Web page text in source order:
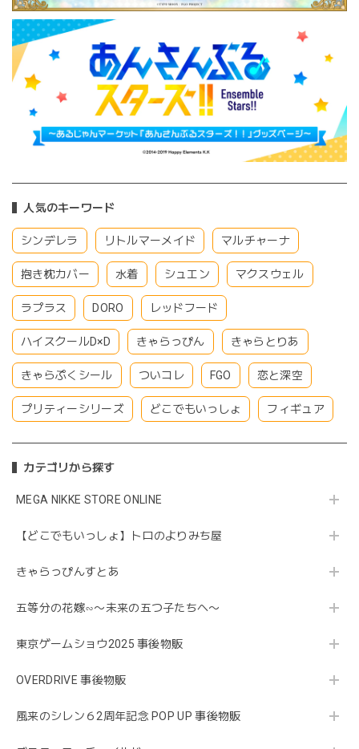
人気のキーワード
シンデレラ リトルマーメイド マルチャーナ
抱き枕カバー 水着 シュエン マクスウェル
ラプラス DORO レッドフード
ハイスクールD×D きゃらっぴん きゃらとりあ
きゃらぷくシール ついコレ FGO 恋と深空
プリティーシリーズ どこでもいっしょ フィギュア
カテゴリから探す
MEGA NIKKE STORE ONLINE
【どこでもいっしょ】トロのよりみち屋
きゃらっぴんすとあ
五等分の花嫁∽〜未来の五つ子たちへ〜
東京ゲームショウ2025 事後物販
OVERDRIVE 事後物販
風来のシレン６2周年記念 POP UP 事後物販